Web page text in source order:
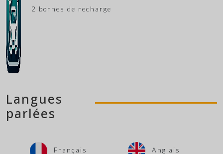
2 bornes de recharge
Langues
parlées
Français Anglais